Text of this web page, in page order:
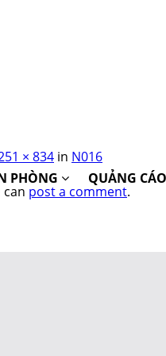
PHÒNG QUẢNG CÁO
× 834 in N016
can post a comment.